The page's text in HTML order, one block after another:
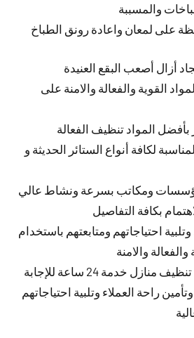
والمسببة
على لمعان واعادة رونق الطباخ
أزال أصعب البقع العنيدة
القوية والفعالة والامنة على
المواد تنظيف الفعالة
لكافة أنواع الستائر الحديثة و
ومكاتب بسرعة ونشاط عالي
بكافة التفاصيل
احتياجاتهم ومتابعتهم باستخدام
والامنة
اتصلوا بنا على رقم تنظيف منازل خدمة 24 ساعة للإجابة
راحة العملاء وتلبية احتياجاتهم